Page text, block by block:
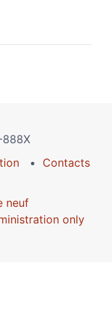
Contacts
neuf
only